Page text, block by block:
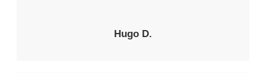
Hugo D.